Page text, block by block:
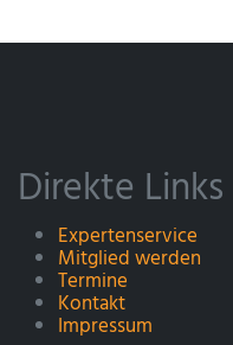
Direkte Links
Expertenservice
Mitglied werden
Termine
Kontakt
Impressum